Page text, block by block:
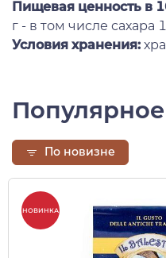
Пищевая ценность в
г - в том числе сахара
Условия хранения:
По новизне
НОВИНКА